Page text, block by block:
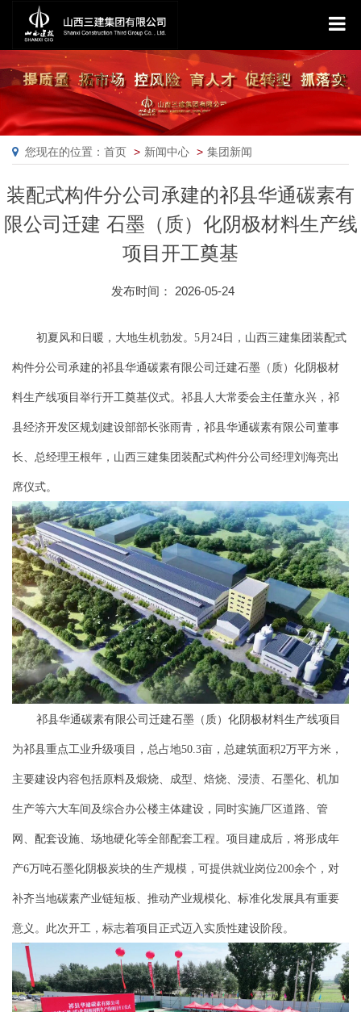
您现在的位置：首页 新闻中心 集团新闻
装配式构件分公司承建的祁县华通碳素有
限公司迁建 石墨（质）化阴极材料生产线
项目开工奠基
发布时间： 2026-05-24
初夏风和日暖，大地生机勃发。5月24日，山西三建集团装配式
构件分公司承建的祁县华通碳素有限公司迁建石墨（质）化阴极材
料生产线项目举行开工奠基仪式。祁县人大常委会主任董永兴，祁
县经济开发区规划建设部部长张雨青，祁县华通碳素有限公司董事
长、总经理王根年，山西三建集团装配式构件分公司经理刘海亮出
席仪式。
祁县华通碳素有限公司迁建石墨（质）化阴极材料生产线项目
为祁县重点工业升级项目，总占地50.3亩，总建筑面积2万平方米，
主要建设内容包括原料及煅烧、成型、焙烧、浸渍、石墨化、机加
生产等六大车间及综合办公楼主体建设，同时实施厂区道路、管
网、配套设施、场地硬化等全部配套工程。项目建成后，将形成年
产6万吨石墨化阴极炭块的生产规模，可提供就业岗位200余个，对
补齐当地碳素产业链短板、推动产业规模化、标准化发展具有重要
意义。此次开工，标志着项目正式迈入实质性建设阶段。